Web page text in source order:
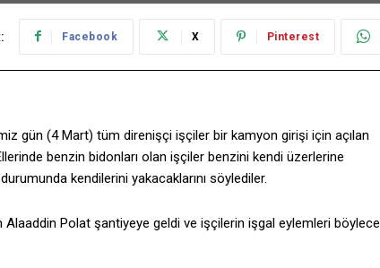
Facebook X Pinterest
gün (4 Mart) tüm direnişçi işçiler bir kamyon girişi için açılan
benzin bidonları olan işçiler benzini kendi üzerlerine
kendilerini yakacaklarını söylediler.
Polat şantiyeye geldi ve işçilerin işgal eylemleri böylece